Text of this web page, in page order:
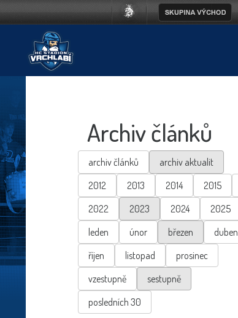
Archiv článků
archiv článků
archiv aktualit
2012
2013 2014 2015
2022
2023 2024 2025
leden
únor březen duben
říjen
listopad
prosinec
vzestupně
sestupně
posledních 30